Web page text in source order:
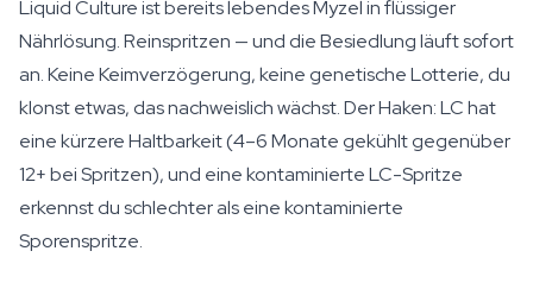
Liquid Culture ist bereits lebendes Myzel in flüssiger
Nährlösung. Reinspritzen — und die Besiedlung läuft sofort
an. Keine Keimverzögerung, keine genetische Lotterie, du
klonst etwas, das nachweislich wächst. Der Haken: LC hat
eine kürzere Haltbarkeit (4–6 Monate gekühlt gegenüber
12+ bei Spritzen), und eine kontaminierte LC-Spritze
erkennst du schlechter als eine kontaminierte
Sporenspritze.